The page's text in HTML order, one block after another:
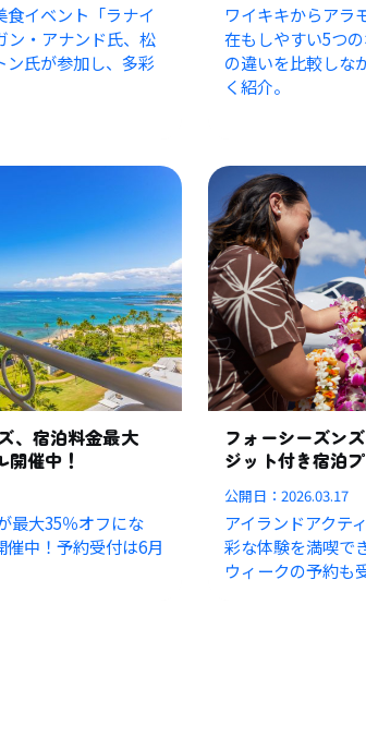
イベント「ラナイ
ン・アナンド氏、松
ン氏が参加し、多彩
ワイキキからアラ
在もしやすい5つ
の違いを比較しな
く紹介。
、宿泊料金最大
催中！
最大35％オフにな
中！予約受付は6月
フォーシーズン
ジット付き宿泊
公開日：2026.03.17
アイランドアクテ
彩な体験を満喫で
ウィークの予約も